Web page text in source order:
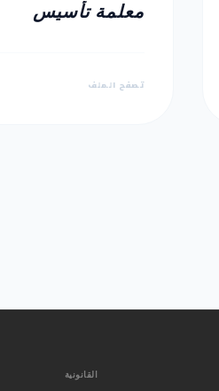
معلمة تأسيس
تصفح الملف
القانونية